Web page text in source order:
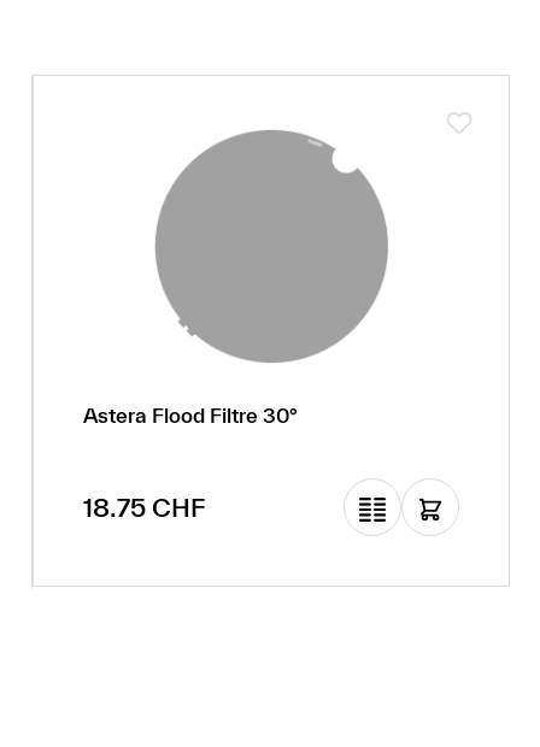
Astera Flood Filtre 30°
Prix régulier :
18.75 CHF